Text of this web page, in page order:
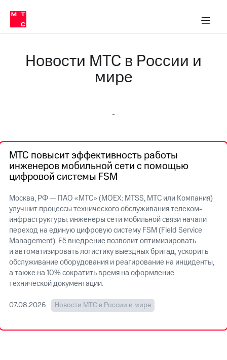
Медиа-центр
и акционерам
Устойчивое развитие
Комплаенс и деловая этика
компании
Правовая
информация
Медиа-центр
Пресс-
релизы
МТС
о технологиях
Достижения
Финансовая
Карьера
в МТС
Новости МТС в России и
мире
МТС повысит эффективность работы
инженеров мобильной сети с помощью
цифровой системы FSM
Москва, РФ — ПАО «МТС» (MOEX: MTSS, МТС или Компания)
улучшит процессы технического обслуживания телеком-
инфраструктуры: инженеры сети мобильной связи начали
переход на единую цифровую систему FSM (Field Service
Management). Её внедрение позволит оптимизировать
и автоматизировать логистику выездных бригад, ускорить
обслуживание оборудования и реагирование на инциденты,
а также на 10% сократить время на оформление
технической документации.
07.08.2026 Новости МТС в России и мире